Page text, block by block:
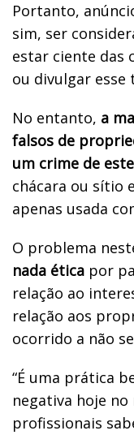
Portanto,
sim, ser
estar ciente das
ou divulgar esse
No entanto, a
falsos de
um crime de
chácara ou sítio
apenas usada
O problema
nada ética por
relação ao
relação aos
ocorrido a não
“É uma prática
negativa hoje
profissionais